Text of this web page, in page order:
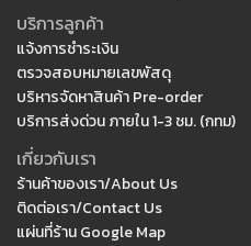
บริการลูกค้า
แจ้งการชำระเงิน
ตรวจสอบหมายเลขพัสดุ
บริหารจัดหาสินค้า Pre-order
บริการส่งด่วน ภายใน 1-3 ชม. (กทม)
เกี่ยวกับเรา
ร้านค้าของเรา/About Us
ติดต่อเรา/Contact Us
แผ่นที่ร้าน Google Map